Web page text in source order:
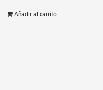
Añadir al carrito